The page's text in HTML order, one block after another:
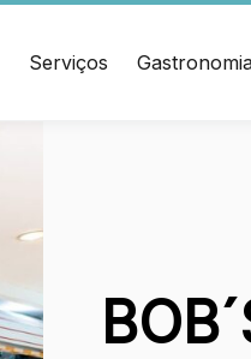
Serviços